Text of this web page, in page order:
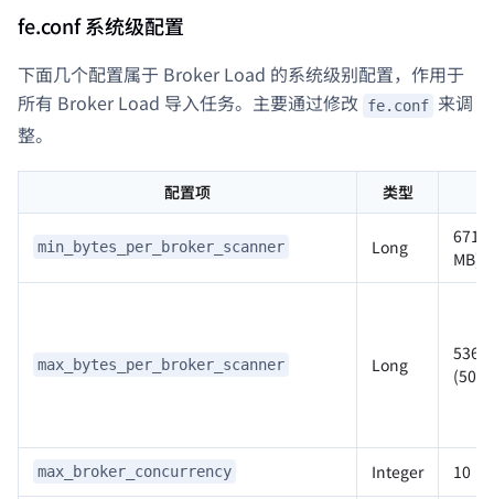
fe.conf 系统级配置
下面几个配置属于 Broker Load 的系统级别配置，作用于
所有 Broker Load 导入任务。主要通过修改 fe.conf 来调
整。
配置项 类型
min_bytes_per_broker_scanner Long
MB)
max_bytes_per_broker_scanner Long
(500
max_broker_concurrency Integer 10